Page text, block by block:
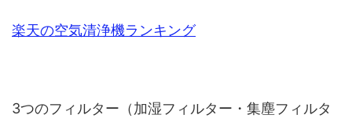
楽天の空気清浄機ランキング
3つのフィルター（加湿フィルター・集塵フィルタ